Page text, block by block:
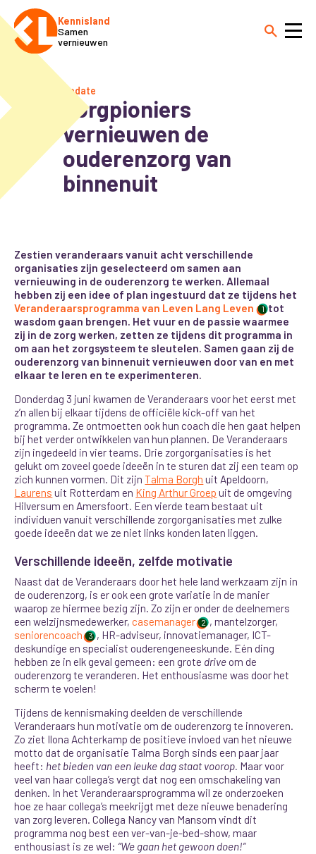
Kennisland
Samen
vernieuwen
Update
Zorgpioniers
vernieuwen de
ouderenzorg van
binnenuit
Zestien veranderaars vanuit acht verschillende
organisaties zijn geselecteerd om samen aan
vernieuwing in de ouderenzorg te werken. Allemaal
hebben zij een idee of plan ingestuurd dat ze tijdens het
Veranderaarsprogramma van Leven Lang Leven 1 tot
wasdom gaan brengen. Het vuur en de passie waarmee
zij in de zorg werken, zetten ze tijdens dit programma in
om aan het zorgsysteem te sleutelen. Samen gaan zij de
ouderenzorg van binnenuit vernieuwen door van en met
elkaar te leren en te experimenteren.
Donderdag 3 juni kwamen de Veranderaars voor het eerst met
z’n allen bij elkaar tijdens de officiële kick-off van het
programma. Ze ontmoetten ook hun coach die hen gaat helpen
bij het verder ontwikkelen van hun plannen. De Veranderaars
zijn ingedeeld in vier teams. Drie zorgorganisaties is het
gelukt om zoveel goede ideeën in te sturen dat zij een team op
zich kunnen vormen. Dit zijnTalma Borgh uit Apeldoorn,
Laurens uit Rotterdam en King Arthur Groep uit de omgeving
Hilversum en Amersfoort. Een vierde team bestaat uit
individuen vanuit verschillende zorgorganisaties met zulke
goede ideeën dat we ze niet links konden laten liggen.
Verschillende ideeën, zelfde motivatie
Naast dat de Veranderaars door het hele land werkzaam zijn in
de ouderenzorg, is er ook een grote variatie in de manier
waarop ze hiermee bezig zijn. Zo zijn er onder de deelnemers
een welzijnsmedewerker, casemanager 2 , mantelzorger,
seniorencoach
3 , HR-adviseur, innovatiemanager, ICT-
deskundige en specialist ouderengeneeskunde. Eén ding
hebben ze in elk geval gemeen: een grote drive om de
ouderenzorg te veranderen. Het enthousiasme was door het
scherm te voelen!
Tijdens de kennismaking deelden de verschillende
Veranderaars hun motivatie om de ouderenzorg te innoveren.
Zo ziet Ilona Achterkamp de positieve invloed van het nieuwe
motto dat de organisatie Talma Borgh sinds een paar jaar
heeft: het bieden van een leuke dag staat voorop. Maar voor
veel van haar collega’s vergt dat nog een omschakeling van
denken. In het Veranderaarsprogramma wil ze onderzoeken
hoe ze haar collega’s meekrijgt met deze nieuwe benadering
van zorg leveren. Collega Nancy van Mansom vindt dit
programma nog best een ver-van-je-bed-show, maar
enthousiast is ze wel: “We gaan het gewoon doen!”